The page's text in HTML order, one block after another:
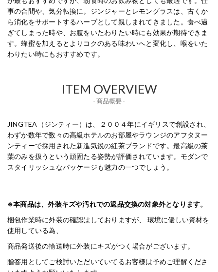
事の合間や、気分転換に。ジンジャーとレモングラスは、古くか
ら消化をサポートするハーブとして親しまれてきました。食べ過
ぎてしまった時や、お腹をいたわりたい時にも効果が期待できま
す。蜂蜜を加えるとよりコクのある味わいへと変化し、喉をいた
わりたい時にもおすすめです。
ITEM OVERVIEW
- 商品概要 -
JINGTEA（ジンティー）は、２００４年にイギリスで創設され、
わずか数年で数々の高級ホテルのお部屋やラウンジのアフタヌー
ンティーで採用された新進気鋭の紅茶ブランドです。最高級の茶
葉のみを扱うという頑固たる姿勢が評価されています。モダンで
スタイリッシュなパッケージも魅力の一つでしょう。
※本商品は、外装キズや汚れでの返品交換の対象外となります。
梱包作業時に外装の確認はしておりますが、 環境に優しい資材を
使用している為、
商品発送後の輸送時に外装にキズがつく場合がございます。
贈答用としてご検討いただいていてるお客様は予めご理解くださ